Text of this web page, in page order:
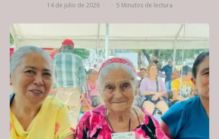
14 de julio de 2026 · · 5 Minutos de lectura